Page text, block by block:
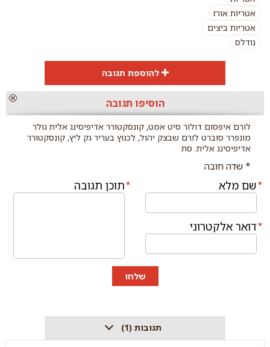
אטריות אורז
אטריות ביצים
נודלס
להוספת תגובה
הוסיפו תגובה
לורם איפסום דולור סיט אמט, קונסקטורר אדיפיסינג אלית גולר
מונפרר סוברט לורם שבצק יהול, לכנוץ בעריר גק ליץ, קונסקטורר
אדיפיסינג אלית. סת
* שדה חובה
שם מלא
דואר אלקטרוני
תוכן תגובה
שלחו
תגובות (1)